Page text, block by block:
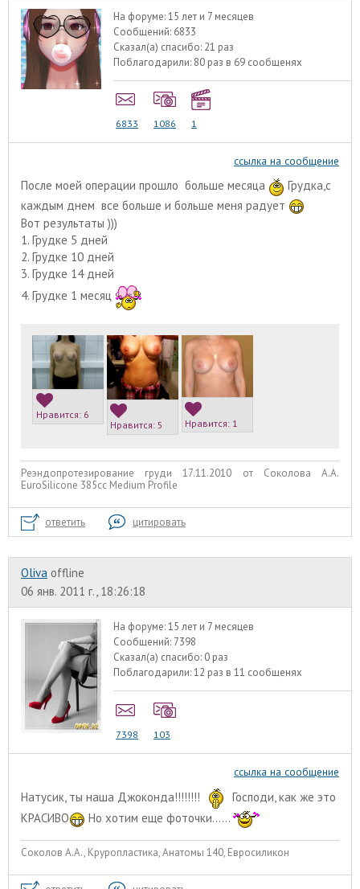
На форуме:15 лет и 7 месяцев
Сообщений: 6833
Сказал(а) спасибо: 21 раз
Поблагодарили: 80 раз в 69 сообщенях
6833 1086 1
ссылка на сообщение
После моей операции прошло больше месяца
Грудка,с
каждым днем все больше и больше меня радует
Вот результаты )))
1. Грудке 5 дней
2. Грудке 10 дней
3. Грудке 14 дней
4. Грудке 1 месяц
Нравится: 6
Нравится:5 Нравится: 1
Реэндопротезирование груди 17.11.2010 от Соколова А.А.
EuroSilicone 385сс Medium Profile
ответить цитировать
Oliva offline
06 янв. 2011 г., 18:26:18
На форуме:15 лет и 7 месяцев
Сообщений: 7398
Сказал(а) спасибо: 0 раз
Поблагодарили:12 раз в 11 сообщенях
7398 103
ссылка на сообщение
Натусик, ты наша Джоконда!!!!!!!!
Господи, как же это
КРАСИВО
Но хотим еще фоточки......
Соколов А.А., Круропластика, Анатомы 140, Евросиликон